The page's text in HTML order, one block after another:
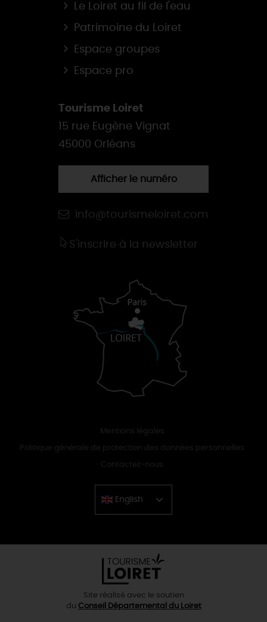
Le Loiret au fil de l'eau
Patrimoine du Loiret
Espace groupes
Espace pro
Tourisme Loiret
15 rue Eugène Vignat
45000 Orléans
Afficher le numéro
info@tourismeloiret.com
S'inscrire à la newsletter
Mentions légales
Politique générale de protection des données personnelles
Contactez-nous
English
Chinese
Site réalisé avec le soutien
du Conseil Départemental du Loiret